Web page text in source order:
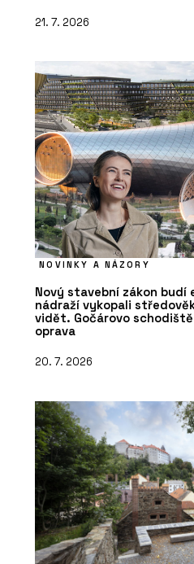
21. 7. 2026
NOVINKY A NÁZORY
Nový stavební zákon budí
nádraží vykopali
vidět. Gočárovo
oprava
20. 7. 2026